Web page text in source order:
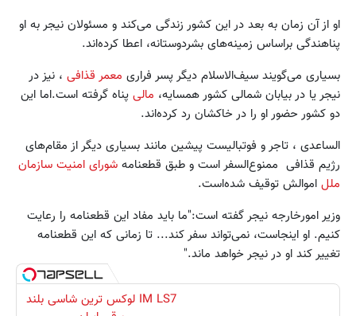
او از آن زمان به بعد در این کشور زندگی می‌کند و مسئولان نیجر به او
پناهندگی براساس زمینه‌های بشردوستانه، اعطا کرده‌اند.
بسیاری می‌گویند سیف‌الاسلام دیگر پسر فراری معمر قذافی ، نیز در
نیجر یا در بیابان شمالی کشور همسایه، مالی پناه گرفته است.اما این
دو کشور حضور او را در خاکشان رد کرده‌اند.
الساعدی ، تاجر و فوتبالیست پیشین مانند بسیاری دیگر از مقام‌های
رژیم قذافی ممنوع‌السفر است و طبق قطعنامه شورای امنیت سازمان
ملل اموالش توقیف شده‌است.
وزیر امورخارجه نیجر گفته است:"ما باید مفاد این قطعنامه را رعایت
کنیم. او اینجاست، نمی‌تواند سفر کند... تا زمانی که این قطعنامه
تغییر کند او در نیجر خواهد ماند."
IM LS7 لوکس ترین شاسی بلند